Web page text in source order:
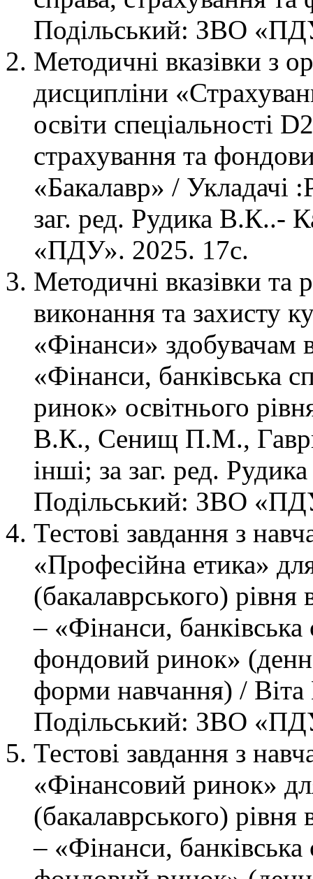
Подільський: ЗВО
Методичні вказівки з
дисципліни
освіти спеціальності
страхування та
«Бакалавр» /
заг. ред. Рудика В.К..-
«ПДУ». 2025. 17с.
Методичні вказівки та
виконання та захисту
«Фінанси» здобувачам
«Фінанси, банківська
ринок» освітнього
В.К., Сенищ П.М.,
інші; за заг. ред.
Подільський: ЗВО
Тестові завдання з
«Професійна етика»
(бакалаврського) рівня
– «Фінанси, банківська
фондовий ринок»
форми навчання) /
Подільський: ЗВО
Тестові завдання з
«Фінансовий ринок»
(бакалаврського) рівня
– «Фінанси, банківська